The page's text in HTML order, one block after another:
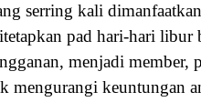
serring kali
pad hari-hari libur
menjadi member,
mengurangi keuntungan